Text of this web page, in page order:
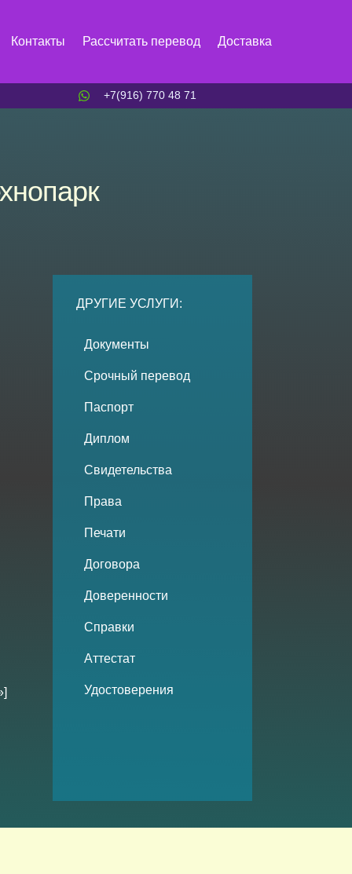
Контакты Рассчитать перевод Доставка
+7(916) 770 48 71
ДРУГИЕ УСЛУГИ:
Документы
Срочный перевод
Паспорт
Диплом
Свидетельства
Права
Печати
Договора
Доверенности
Справки
Аттестат
Удостоверения